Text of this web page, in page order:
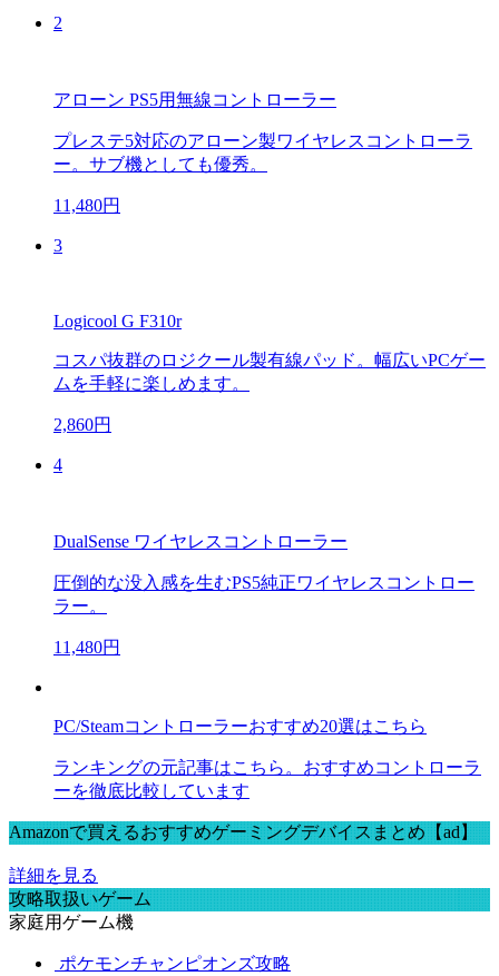
2
アローン PS5用無線コントローラー
プレステ5対応のアローン製ワイヤレスコントローラ
ー。サブ機としても優秀。
11,480円
3
Logicool G F310r
コスパ抜群のロジクール製有線パッド。幅広いPCゲー
ムを手軽に楽しめます。
2,860円
4
DualSense ワイヤレスコントローラー
圧倒的な没入感を生むPS5純正ワイヤレスコントロー
ラー。
11,480円
PC/Steamコントローラーおすすめ20選はこちら
ランキングの元記事はこちら。おすすめコントローラ
ーを徹底比較しています
Amazonで買えるおすすめゲーミングデバイスまとめ【ad】
詳細を見る
攻略取扱いゲーム
家庭用ゲーム機
ポケモンチャンピオンズ攻略